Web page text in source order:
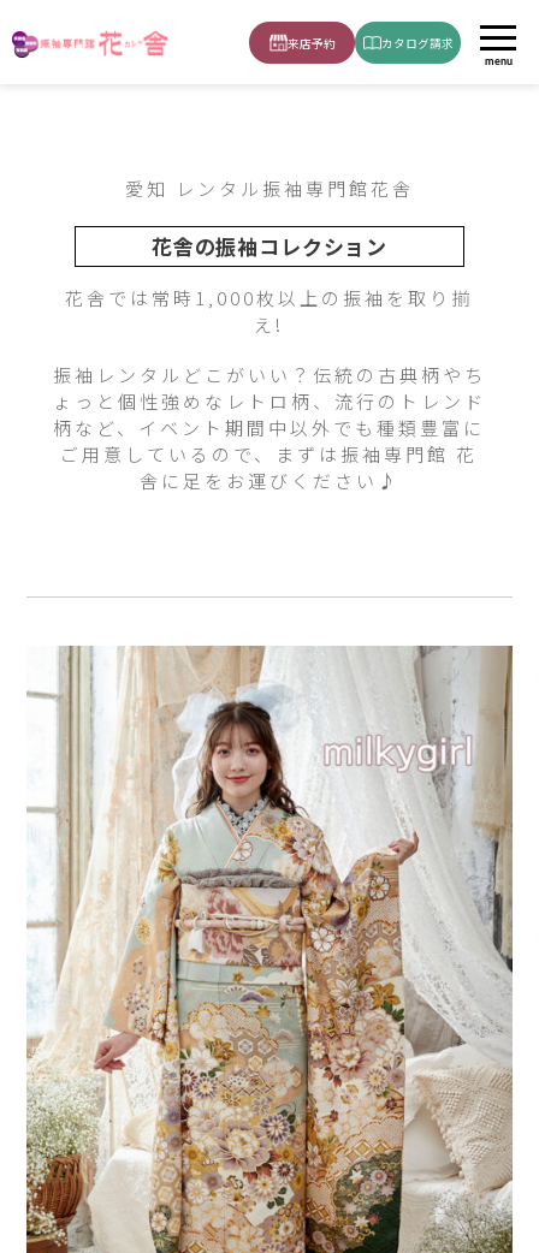
来店予約 カタログ請求
menu
愛知 レンタル振袖専門館花舎
花舎の振袖コレクション
花舎では常時1,000枚以上の振袖を取り揃
え!
振袖レンタルどこがいい？伝統の古典柄やち
ょっと個性強めなレトロ柄、流行のトレンド
柄など、イベント期間中以外でも種類豊富に
ご用意しているので、まずは振袖専門館 花
舎に足をお運びください♪